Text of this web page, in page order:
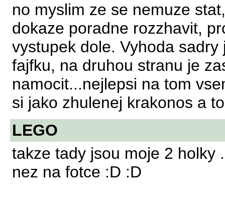
no myslim ze se nemuze
dokaze poradne rozzhavit,
vystupek dole. Vyhoda
fajfku, na druhou stranu je
namocit...nejlepsi na tom
si jako zhulenej krakonos a
LEGO
takze tady jsou moje 2 holky
nez na fotce :D :D